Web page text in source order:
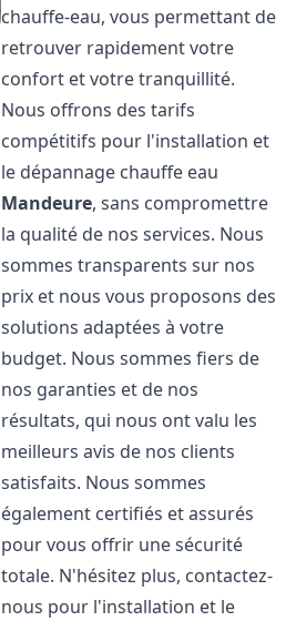
chauffe-eau, vous permettant de
retrouver rapidement votre
confort et votre tranquillité.
Nous offrons des tarifs
compétitifs pour l'installation et
le dépannage chauffe eau
Mandeure, sans compromettre
la qualité de nos services. Nous
sommes transparents sur nos
prix et nous vous proposons des
solutions adaptées à votre
budget. Nous sommes fiers de
nos garanties et de nos
résultats, qui nous ont valu les
meilleurs avis de nos clients
satisfaits. Nous sommes
également certifiés et assurés
pour vous offrir une sécurité
totale. N'hésitez plus, contactez-
nous pour l'installation et le